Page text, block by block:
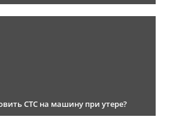
СТС на машину при утере?